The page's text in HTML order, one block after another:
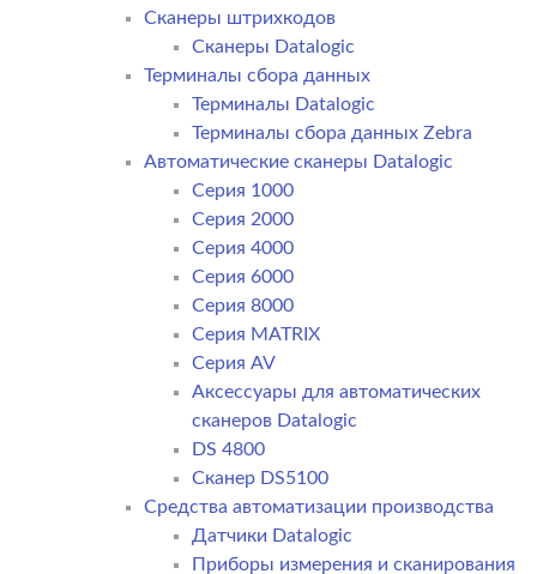
Сканеры штрихкодов
Сканеры Datalogic
Терминалы сбора данных
Терминалы Datalogic
Терминалы сбора данных Zebra
Автоматические сканеры Datalogic
Серия 1000
Серия 2000
Серия 4000
Серия 6000
Серия 8000
Серия MATRIX
Серия AV
Аксессуары для автоматических
сканеров Datalogic
DS 4800
Сканер DS5100
Средства автоматизации производства
Датчики Datalogic
Приборы измерения и сканирования